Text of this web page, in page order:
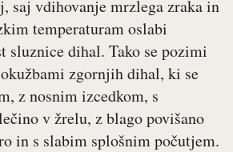
saj vdihovanje mrzlega zraka in
temperaturam oslabi
sluznice dihal. Tako se pozimi
zgornjih dihal, ki se
z nosnim izcedkom, s
v žrelu, z blago povišano
in s slabim splošnim počutjem.